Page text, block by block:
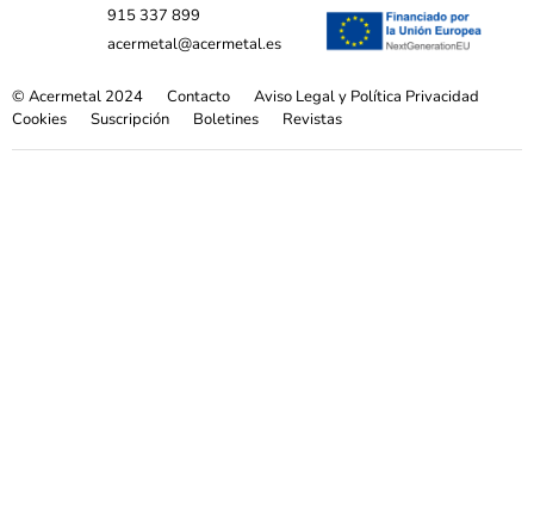
915 337 899
acermetal@acermetal.es
© Acermetal 2024 Contacto
Aviso Legal y Política Privacidad
Cookies
Suscripción Boletines Revistas